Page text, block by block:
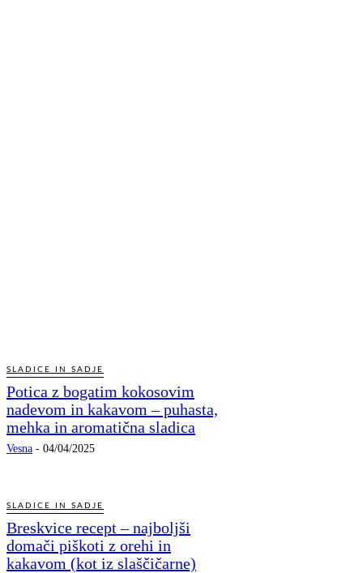
SLADICE IN SADJE
Potica z bogatim kokosovim
nadevom in kakavom – puhasta,
mehka in aromatična sladica
Vesna - 04/04/2025
SLADICE IN SADJE
Breskvice recept – najboljši
domači piškoti z orehi in
kakavom (kot iz slaščičarne)